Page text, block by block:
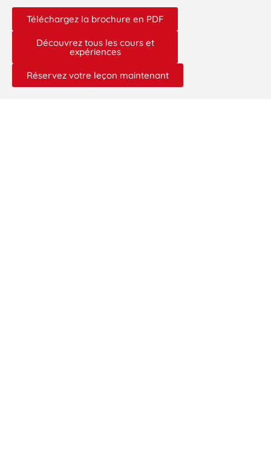
Téléchargez la brochure en PDF
Découvrez tous les cours et
expériences
Réservez votre leçon maintenant